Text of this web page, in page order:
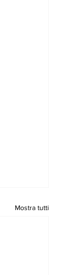
Mostra tutti